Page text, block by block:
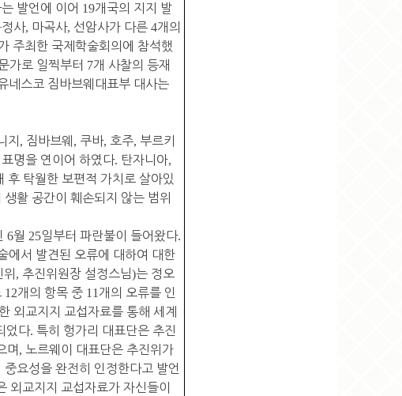
발언에 이어 19개국의 지지 발
사, 마곡사, 선암사가 다른 4개의
주최한 국제학술회의에 참석했
가로 일찍부터 7개 사찰의 등재
네스코 짐바브웨대표부 대사는
지 , 짐바브웨 , 쿠바, 호주, 부르키
명을 연이어 하였다. 탄자니아,
후 탁월한 보편적 가치로 살아있
활 공간이 훼손되지 않는 범위
6월 25일부터 파란불이 들어왔다.
에서 발견된 오류에 대하여 대한
, 추진위원장 설정스님)는 정오
12개의 항목 중 11 개의 오류를 인
외교지지 교섭자료를 통해 세계
었다. 특히 헝가리 대표단은 추진
며 , 노르웨이 대표단은 추진위가
요성을 완전히 인정한다고 발언
외교지지 교섭자료가 자신들이